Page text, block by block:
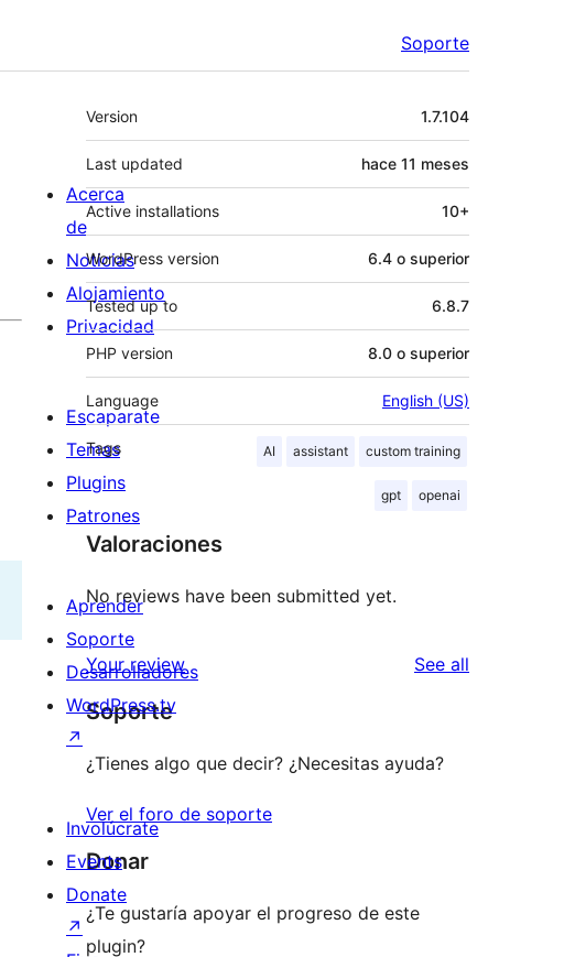
Soporte
Meta
Version 1.7.104
Last updated hace 11 meses
Active installations 10+
WordPress version 6.4 o superior
Tested up to 6.8.7
PHP version 8.0 o superior
Language English (US)
Tags AI assistant custom training
gpt openai
Valoraciones
No reviews have been submitted yet.
Your review See all
Soporte
¿Tienes algo que decir? ¿Necesitas ayuda?
Ver el foro de soporte
Donar
¿Te gustaría apoyar el progreso de este
plugin?
Acerca
de
Noticias
Alojamiento
Privacidad
Escaparate
Temas
Plugins
Patrones
Aprender
Soporte
Desarrolladores
WordPress.tv
↗
Involúcrate
Events
Donate
↗